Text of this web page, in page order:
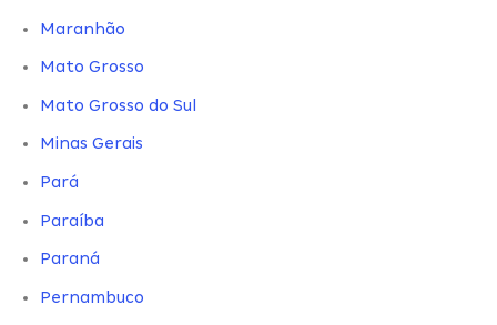
Maranhão
Mato Grosso
Mato Grosso do Sul
Minas Gerais
Pará
Paraíba
Paraná
Pernambuco